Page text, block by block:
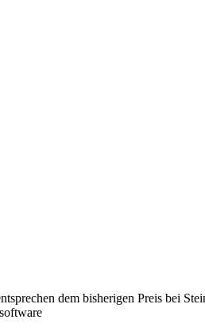
dem bisherigen Preis bei